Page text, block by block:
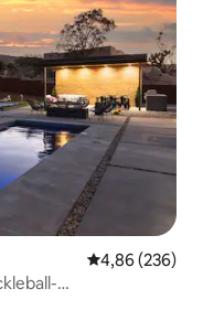
4,86 (236)